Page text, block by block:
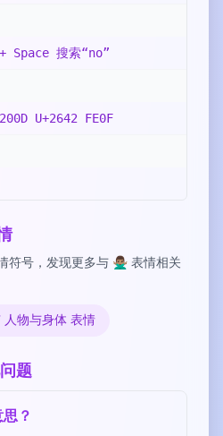
Space 搜索“no”
U+2642 FE0F
号，发现更多与 🙅🏽‍♂️ 表情相关
人物与身体 表情
题
？